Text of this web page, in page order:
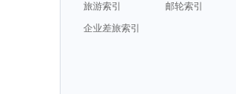
旅游索引
邮轮索引
企业差旅索引